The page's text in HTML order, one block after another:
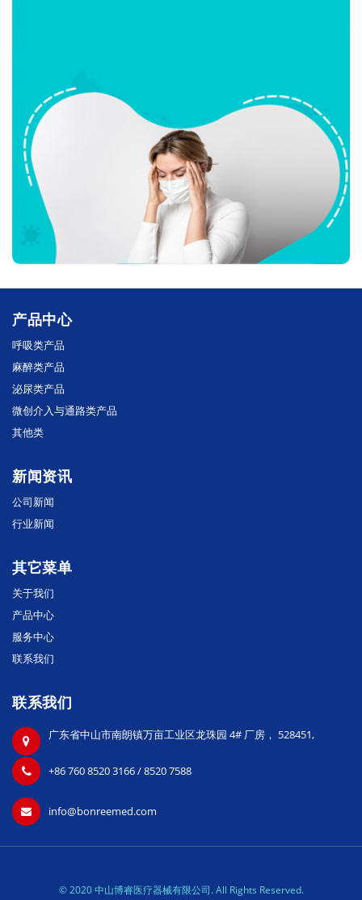
产品中心
呼吸类产品
麻醉类产品
泌尿类产品
微创介入与通路类产品
其他类
新闻资讯
公司新闻
行业新闻
其它菜单
关于我们
产品中心
服务中心
联系我们
联系我们
广东省中山市南朗镇万亩工业区龙珠园 4# 厂房， 528451,
+86 760 8520 3166 / 8520 7588
info@bonreemed.com
© 2020 中山博睿医疗器械有限公司. All Rights Reserved.